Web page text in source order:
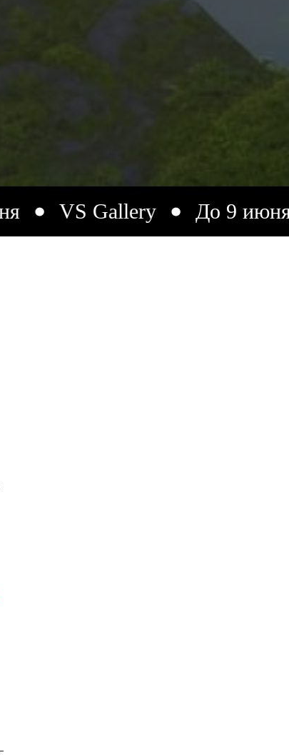
До 9 июня VS